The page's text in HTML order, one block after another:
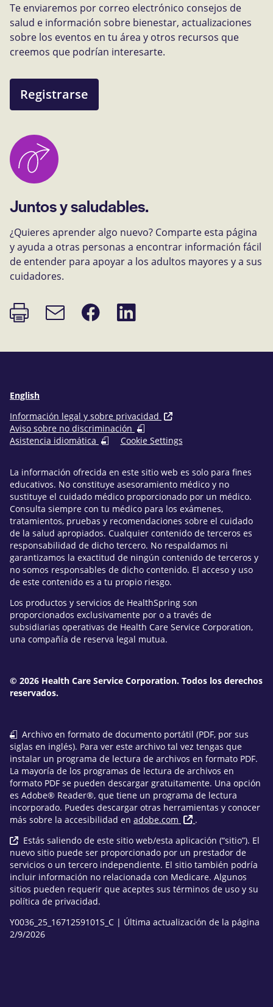
Te enviaremos por correo electrónico consejos de
salud e información sobre bienestar, actualizaciones
sobre los eventos en tu área y otros recursos que
creemos que podrían interesarte.
Registrarse
Juntos y saludables.
¿Quieres aprender algo nuevo? Comparte esta página
y ayuda a otras personas a encontrar información fácil
de entender para apoyar a los adultos mayores y a sus
cuidadores.
Imprimir
página
Enlace
de
Compartir
en
Compartir
en
English
Información legal y sobre privacidad
Aviso sobre no discriminación
Asistencia idiomática
Cookie Settings
La información ofrecida en este sitio web es solo para fines
educativos. No constituye asesoramiento médico y no
sustituye el cuidado médico proporcionado por un médico.
Consulta siempre con tu médico para los exámenes,
tratamientos, pruebas y recomendaciones sobre el cuidado
de la salud apropiados. Cualquier contenido de terceros es
responsabilidad de dicho tercero. No respaldamos ni
garantizamos la exactitud de ningún contenido de terceros y
no somos responsables de dicho contenido. El acceso y uso
de este contenido es a tu propio riesgo.
Los productos y servicios de HealthSpring son
proporcionados exclusivamente por o a través de
subsidiarias operativas de Health Care Service Corporation,
una compañía de reserva legal mutua.
© 2026 Health Care Service Corporation. Todos los derechos
reservados.
Archivo en formato de documento portátil (PDF, por sus
siglas en inglés). Para ver este archivo tal vez tengas que
instalar un programa de lectura de archivos en formato PDF.
La mayoría de los programas de lectura de archivos en
formato PDF se pueden descargar gratuitamente. Una opción
es Adobe® Reader®, que tiene un programa de lectura
incorporado. Puedes descargar otras herramientas y conocer
más sobre la accesibilidad en adobe.com
.
Estás saliendo de este sitio web/esta aplicación (“sitio”). El
nuevo sitio puede ser proporcionado por un prestador de
servicios o un tercero independiente. El sitio también podría
incluir información no relacionada con Medicare. Algunos
sitios pueden requerir que aceptes sus términos de uso y su
política de privacidad.
Y0036_25_1671259101S_C | Última actualización de la página
2/9/2026